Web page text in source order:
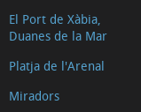
El Port de Xàbia,
Duanes de la Mar
Platja de l'Arenal
Miradors